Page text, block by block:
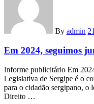
By admin
Em 2024, seguimos
Informe publicitário Em
Legislativa de Sergipe é o
para o cidadão sergipano, o
Direito …